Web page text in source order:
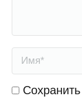
Имя *